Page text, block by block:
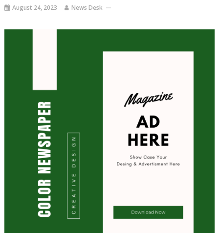
August 24, 2023 News Desk